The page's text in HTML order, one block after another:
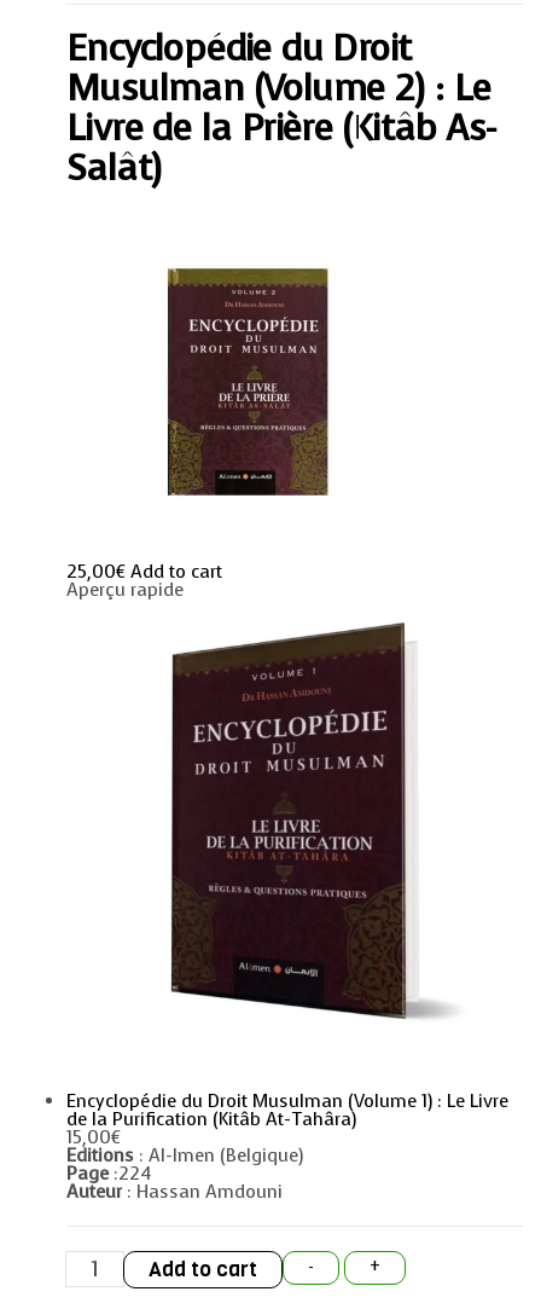
2)
Le
Livre
de
la
Prière
(Kitâb
As-
Encyclopédie du Droit
Musulman (Volume 2) : Le
Livre de la Prière (Kitâb As-
Salât)
25,00€ Add to cart
Aperçu rapide
Encyclopédie du Droit Musulman (Volume 1) : Le Livre
de la Purification (Kitâb At-Tahâra)
15,00€
Editions : Al-Imen (Belgique)
Page:224
Auteur : Hassan Amdouni
-
Encyclopédie
Droit
+
Add to cart